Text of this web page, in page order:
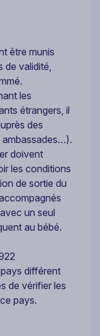
être munis
de validité,
les
étrangers, il
des
ambassades…).
doivent
les conditions
de sortie du
un seul
au bébé.
différent
de vérifier les
pays.